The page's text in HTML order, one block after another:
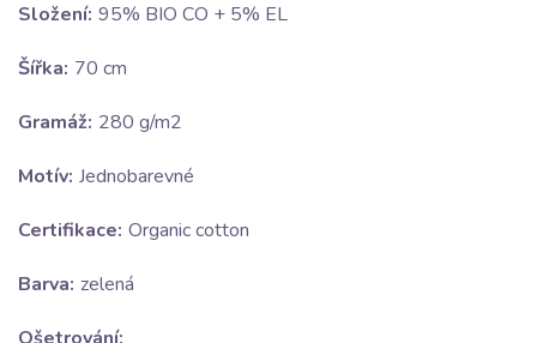
Složení: 95% BIO CO + 5% EL
Šířka: 70 cm
Gramáž: 280 g/m2
Motív: Jednobarevné
Certifikace: Organic cotton
Barva: zelená